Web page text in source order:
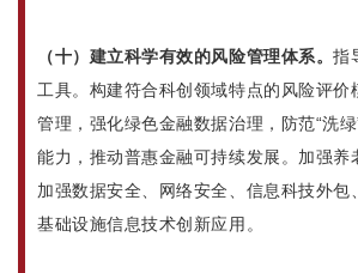
（十）建立科学有效的风险管理体系。指
工具。构建符合科创领域特点的风险评
管理，强化绿色金融数据治理，防范“洗
能力，推动普惠金融可持续发展。加强
加强数据安全、网络安全、信息科技外
基础设施信息技术创新应用。